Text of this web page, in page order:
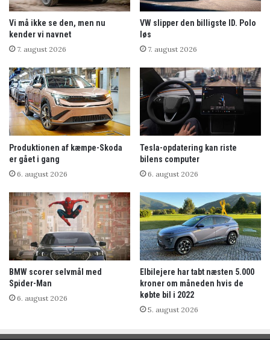
Vi må ikke se den, men nu
kender vi navnet
7. august 2026
VW slipper den billigste ID. Polo
løs
7. august 2026
Produktionen af kæmpe-Skoda
er gået i gang
6. august 2026
Tesla-opdatering kan riste
bilens computer
6. august 2026
BMW scorer selvmål med
Spider-Man
6. august 2026
Elbilejere har tabt næsten 5.000
kroner om måneden hvis de
købte bil i 2022
5. august 2026